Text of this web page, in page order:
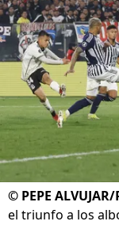
© PEPE
el triunfo a los